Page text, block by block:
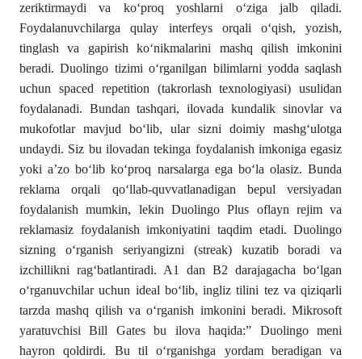
zeriktirmaydi va ko‘proq yoshlarni o‘ziga jalb qiladi.
Foydalanuvchilarga qulay interfeys orqali o‘qish, yozish,
tinglash va gapirish ko‘nikmalarini mashq qilish imkonini
beradi. Duolingo tizimi o‘rganilgan bilimlarni yodda saqlash
uchun spaced repetition (takrorlash texnologiyasi) usulidan
foydalanadi. Bundan tashqari, ilovada kundalik sinovlar va
mukofotlar mavjud bo‘lib, ular sizni doimiy mashg‘ulotga
undaydi. Siz bu ilovadan tekinga foydalanish imkoniga egasiz
yoki a’zo bo‘lib ko‘proq narsalarga ega bo‘la olasiz. Bunda
reklama orqali qo‘llab-quvvatlanadigan bepul versiyadan
foydalanish mumkin, lekin Duolingo Plus oflayn rejim va
reklamasiz foydalanish imkoniyatini taqdim etadi. Duolingo
sizning o‘rganish seriyangizni (streak) kuzatib boradi va
izchillikni rag‘batlantiradi. A1 dan B2 darajagacha bo‘lgan
o‘rganuvchilar uchun ideal bo‘lib, ingliz tilini tez va qiziqarli
tarzda mashq qilish va o‘rganish imkonini beradi. Mikrosoft
yaratuvchisi Bill Gates bu ilova haqida:” Duolingo meni
hayron qoldirdi. Bu til o‘rganishga yordam beradigan va